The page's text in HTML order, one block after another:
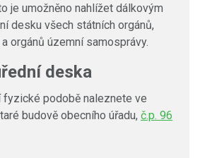
je umožněno nahlížet dálkovým
desku všech státních orgánů,
orgánů územní samosprávy.
deska
fyzické podobě naleznete ve
budově obecního úřadu, č.p. 96